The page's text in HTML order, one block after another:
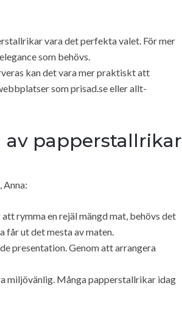
vara det perfekta valet. För mer
som behövs.
kan det vara mer praktiskt att
som prisad.se eller allt-
av papperstallrikar
Anna:
rymma en rejäl mängd mat, behövs det
får ut det mesta av maten.
presentation. Genom att arrangera
miljövänlig. Många papperstallrikar idag